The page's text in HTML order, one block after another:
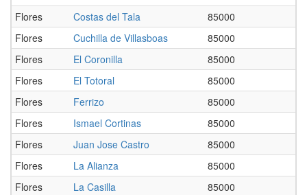
Flores
Costas del Tala
85000
Flores
Cuchilla de Villasboas
85000
Flores
El Coronilla
85000
Flores
El Totoral
85000
Flores
Ferrizo
85000
Flores
Ismael Cortinas
85000
Flores
Juan Jose Castro
85000
Flores
La Alianza
85000
Flores
La Casilla
85000